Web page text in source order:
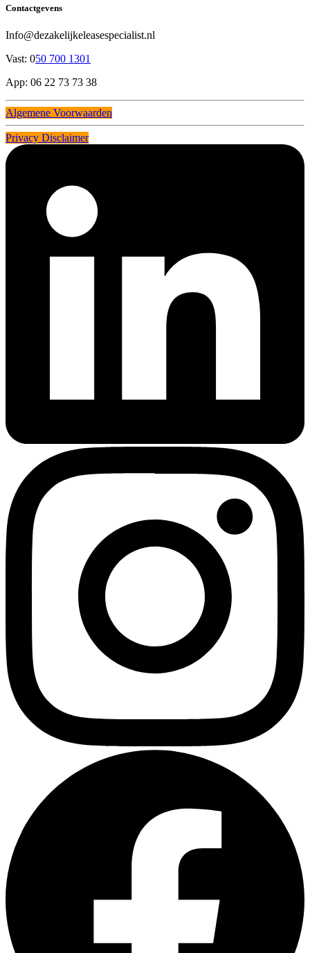
Contactgevens
Info@dezakelijkeleasespecialist.nl
Vast: 050 700 1301
App: 06 22 73 73 38
Algemene Voorwaarden
Privacy Disclaimer